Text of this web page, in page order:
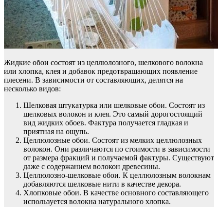
Жидкие обои состоят из целлюлозного, шелкового волокна
или хлопка, клея и добавок предотвращающих появление
плесени. В зависимости от составляющих, делятся на
несколько видов:
Шелковая штукатурка или шелковые обои. Состоят из
шелковых волокон и клея. Это самый дорогостоящий
вид жидких обоев. Фактура получается гладкая и
приятная на ощупь.
Целлюлозные обои. Состоят из мелких целлюлозных
волокон. Они различаются по стоимости в зависимости
от размера фракций и получаемой фактуры. Существуют
даже с содержанием волокон древесины.
Целлюлозно-шелковые обои. К целлюлозным волокнам
добавляются шелковые нити в качестве декора.
Хлопковые обои. В качестве основного составляющего
используется волокна натурального хлопка.